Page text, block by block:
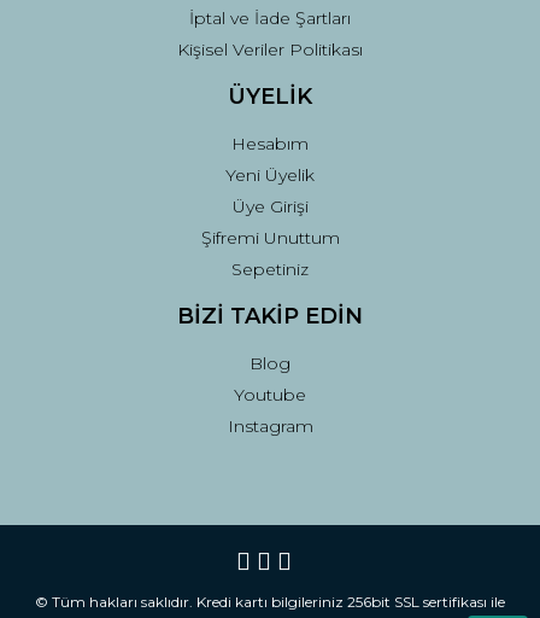
İptal ve İade Şartları
Kişisel Veriler Politikası
ÜYELİK
Hesabım
Yeni Üyelik
Üye Girişi
Şifremi Unuttum
Sepetiniz
BİZİ TAKİP EDİN
Blog
Youtube
Instagram
© Tüm hakları saklıdır. Kredi kartı bilgileriniz 256bit SSL sertifikası ile